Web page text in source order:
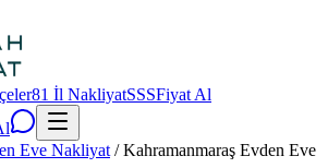
81 İl NakliyatSSSFiyat Al
Eve Nakliyat /Kahramanmaraş Evden Eve